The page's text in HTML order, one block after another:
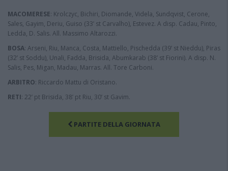
MACOMERESE: Krolczyc, Bichiri, Diomande, Videla, Sundqvist, Cerone,
Sales, Gayim, Deriu, Guiso (33’ st Carvalho), Estevez. A disp. Cadau, Pinto,
Ledda, D. Salis. All. Massimo Altarozzi.
BOSA: Arseni, Riu, Manca, Costa, Mattiello, Pischedda (39’ st Nieddu), Piras
(32’ st Soddu), Unali, Fadda, Brisida, Abumkarab (38’ st Fiorini). A disp. N.
Salis, Pes, Migan, Madau, Marras. All. Tore Carboni.
ARBITRO: Riccardo Mattu di Oristano.
RETI: 22’ pt Brisida, 38’ pt Riu, 30’ st Gavim.
PARTITE DELLA GIORNATA